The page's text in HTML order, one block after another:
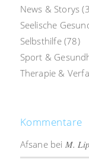
News & Storys
Seelische
Selbsthilfe(78)
Sport &
Therapie &
Kommentare
Afsanebei M.